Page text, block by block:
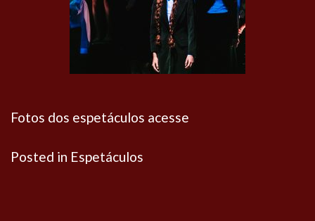
Fotos dos espetáculos acesse
Posted in Espetáculos